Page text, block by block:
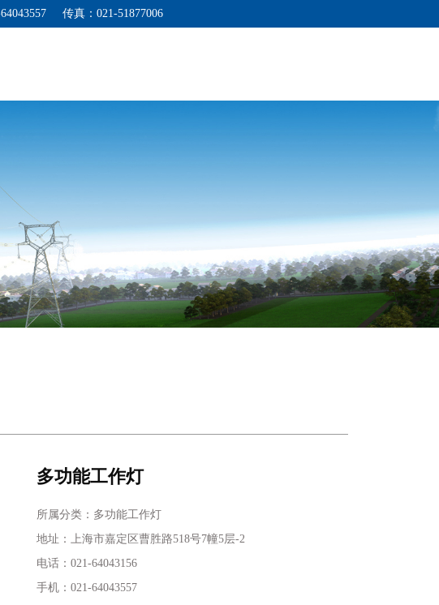
64043557 传真：021-51877006
多功能工作灯
所属分类：多功能工作灯
地址：上海市嘉定区曹胜路518号7幢5层-2
电话：021-64043156
手机：021-64043557